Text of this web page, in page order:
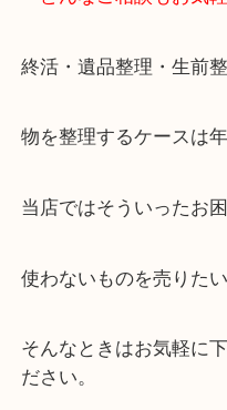
終活・遺品整理・生